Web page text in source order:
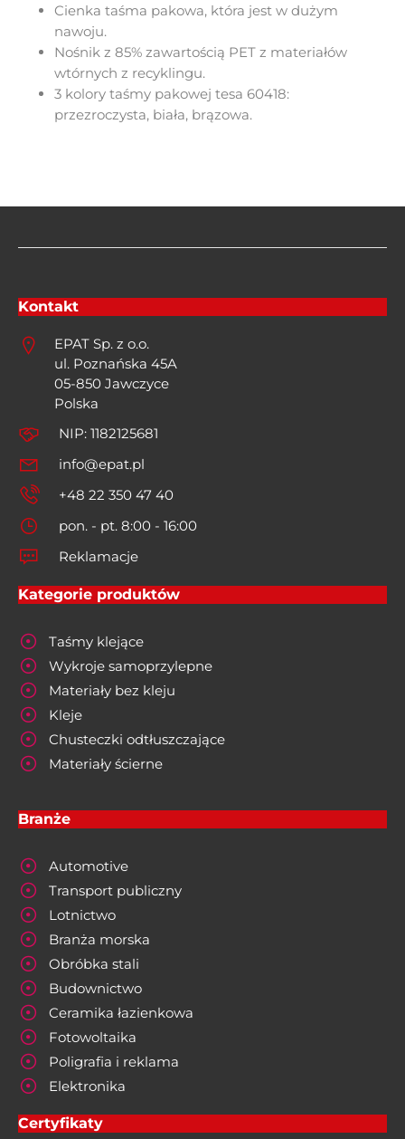
Cienka taśma pakowa, która jest w dużym
nawoju.
Nośnik z 85% zawartością PET z materiałów
wtórnych z recyklingu.
3 kolory taśmy pakowej tesa 60418:
przezroczysta, biała, brązowa.
Kontakt
EPAT Sp. z o.o.
ul. Poznańska 45A
05-850 Jawczyce
Polska
NIP: 1182125681
info@epat.pl
+48 22 350 47 40
pon. - pt. 8:00 - 16:00
Reklamacje
Kategorie produktów
Taśmy klejące
Wykroje samoprzylepne
Materiały bez kleju
Kleje
Chusteczki odtłuszczające
Materiały ścierne
Branże
Automotive
Transport publiczny
Lotnictwo
Branża morska
Obróbka stali
Budownictwo
Ceramika łazienkowa
Fotowoltaika
Poligrafia i reklama
Elektronika
Certyfikaty